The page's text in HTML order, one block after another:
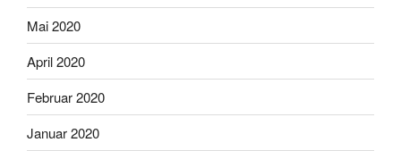
Mai 2020
April 2020
Februar 2020
Januar 2020